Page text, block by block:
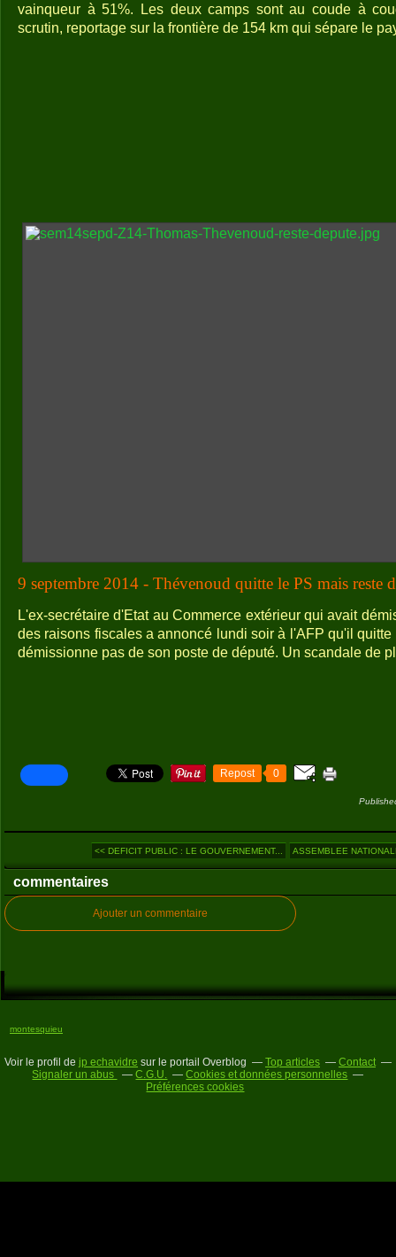
vainqueur à 51%. Les deux camps sont au coude à
scrutin, reportage sur la frontière de 154 km qui sépare le
9 septembre 2014 - Thévenoud quitte le PS mais reste
L'ex-secrétaire d'Etat au Commerce extérieur qui avait
des raisons fiscales a annoncé lundi soir à l'AFP qu'il
démissionne pas de son poste de député. Un scandale de
Repost 0
<< DEFICIT PUBLIC : LE GOUVERNEMENT... ASSEMBLEE
commentaires
Ajouter un commentaire
montesquieu
Voir le profil de jp echavidre sur le portail Overblog Top articles
Contact
Signaler un abus
C.G.U.
Cookies et données personnelles
Préférences cookies